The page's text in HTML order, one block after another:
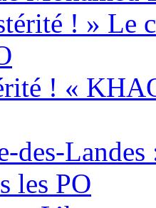
! » Le
! «
des-
les PO